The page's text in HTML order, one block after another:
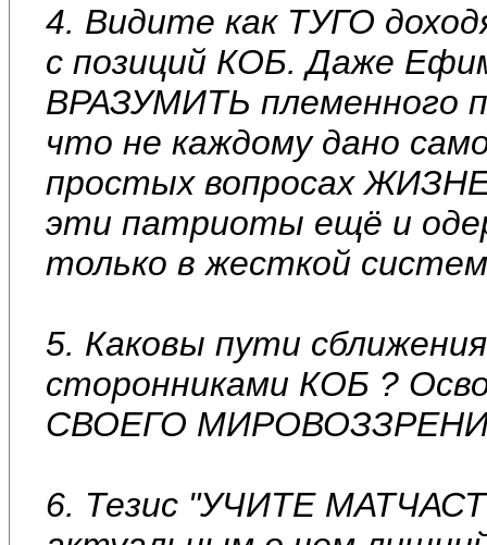
4. Видите как ТУГО
с позиций КОБ. Даже
ВРАЗУМИТЬ племенного
что не каждому дано
простых вопросах
эти патриоты ещё и
только в жесткой
5. Каковы пути
сторонниками КОБ ?
СВОЕГО
6. Тезис "УЧИТЕ